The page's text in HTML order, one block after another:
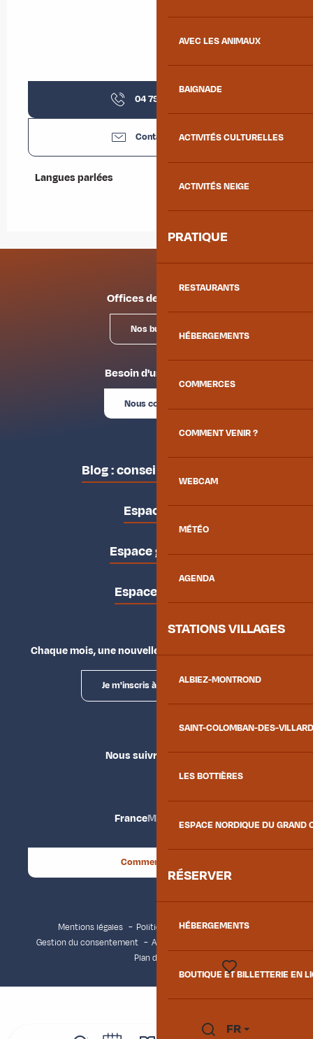
AVEC LES ANIMAUX
BAIGNADE
ACTIVITÉS CULTURELLES
ACTIVITÉS NEIGE
PRATIQUE
RESTAURANTS
HÉBERGEMENTS
COMMERCES
COMMENT VENIR ?
WEBCAM
MÉTÉO
AGENDA
STATIONS VILLAGES
ALBIEZ-MONTROND
SAINT-COLOMBAN-DES-
LES BOTTIÈRES
ESPACE NORDIQUE DU GRAND
RÉSERVER
HÉBERGEMENTS
BOUTIQUE ET BILLETTERIE EN
FR
04 79 32 28
Contactez-nous
Langues parlées
Langues parlées
Offices de tourisme
Nos bureaux
Besoin d'un conseil ?
Nous contacter
Blog : conseils des locaux
Espace pro
Espace groupes
Espace presse
Chaque mois, une nouvelle façon d'explorer la vallée.
Je m'inscris à la newsletter
Nous suivre
FranceMaurienne
Comment venir ?
Mentions légales
Politique de confidentialité
Gestion du consentement
Accessibilité : non conforme
Plan du site